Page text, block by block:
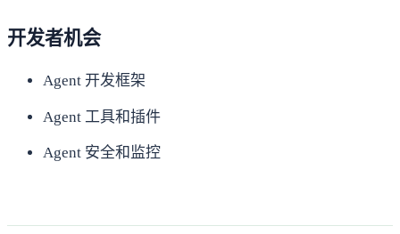
开发者机会
Agent 开发框架
Agent 工具和插件
Agent 安全和监控